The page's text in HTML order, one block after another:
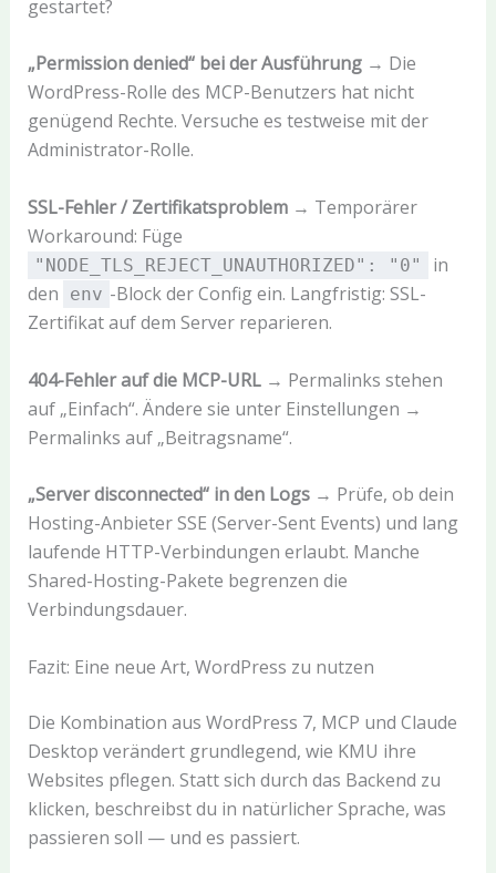
gestartet?
„Permission denied“ bei der Ausführung→ Die
WordPress-Rolle des MCP-Benutzers hat nicht
genügend Rechte. Versuche es testweise mit der
Administrator-Rolle.
SSL-Fehler / Zertifikatsproblem→ Temporärer
Workaround: Füge
"NODE_TLS_REJECT_UNAUTHORIZED": "0"
in
den
env -Block der Config ein. Langfristig: SSL-
Zertifikat auf dem Server reparieren.
404-Fehler auf die MCP-URL→ Permalinks stehen
auf „Einfach“. Ändere sie unter Einstellungen →
Permalinks auf „Beitragsname“.
„Server disconnected“ in den Logs→ Prüfe, ob dein
Hosting-Anbieter SSE (Server-Sent Events) und lang
laufende HTTP-Verbindungen erlaubt. Manche
Shared-Hosting-Pakete begrenzen die
Verbindungsdauer.
Fazit: Eine neue Art, WordPress zu nutzen
Die Kombination aus WordPress 7, MCP und Claude
Desktop verändert grundlegend, wie KMU ihre
Websites pflegen. Statt sich durch das Backend zu
klicken, beschreibst du in natürlicher Sprache, was
passieren soll — und es passiert.